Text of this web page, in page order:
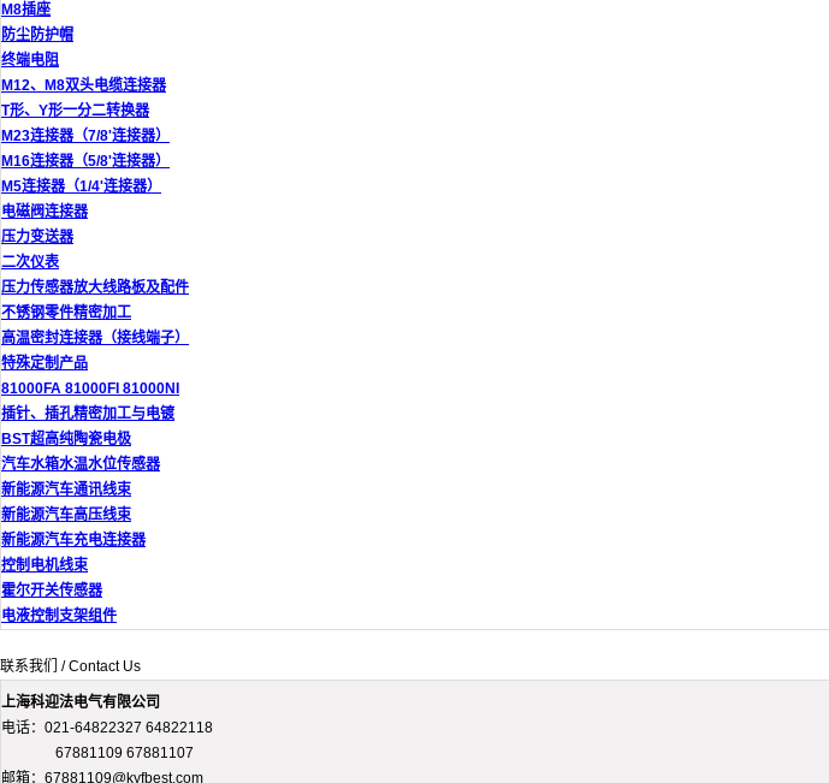
M8插座
防尘防护帽
终端电阻
M12、M8双头电缆连接器
T形、Y形一分二转换器
M23连接器（7/8'连接器）
M16连接器（5/8'连接器）
M5连接器（1/4'连接器）
电磁阀连接器
压力变送器
二次仪表
压力传感器放大线路板及配件
不锈钢零件精密加工
高温密封连接器（接线端子）
特殊定制产品
81000FA 81000FI 81000NI
插针、插孔精密加工与电镀
BST超高纯陶瓷电极
汽车水箱水温水位传感器
新能源汽车通讯线束
新能源汽车高压线束
新能源汽车充电连接器
控制电机线束
霍尔开关传感器
电液控制支架组件
联系我们 / Contact Us
上海科迎法电气有限公司
电话：021-64822327 64822118
67881109 67881107
邮箱：67881109@kyfbest.com